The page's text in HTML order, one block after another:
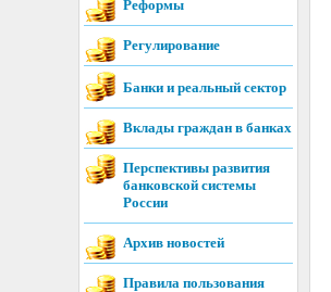
Реформы
Регулирование
Банки и реальный сектор
Вклады граждан в банках
Перспективы развития
банковской системы
России
Архив новостей
Правила пользования